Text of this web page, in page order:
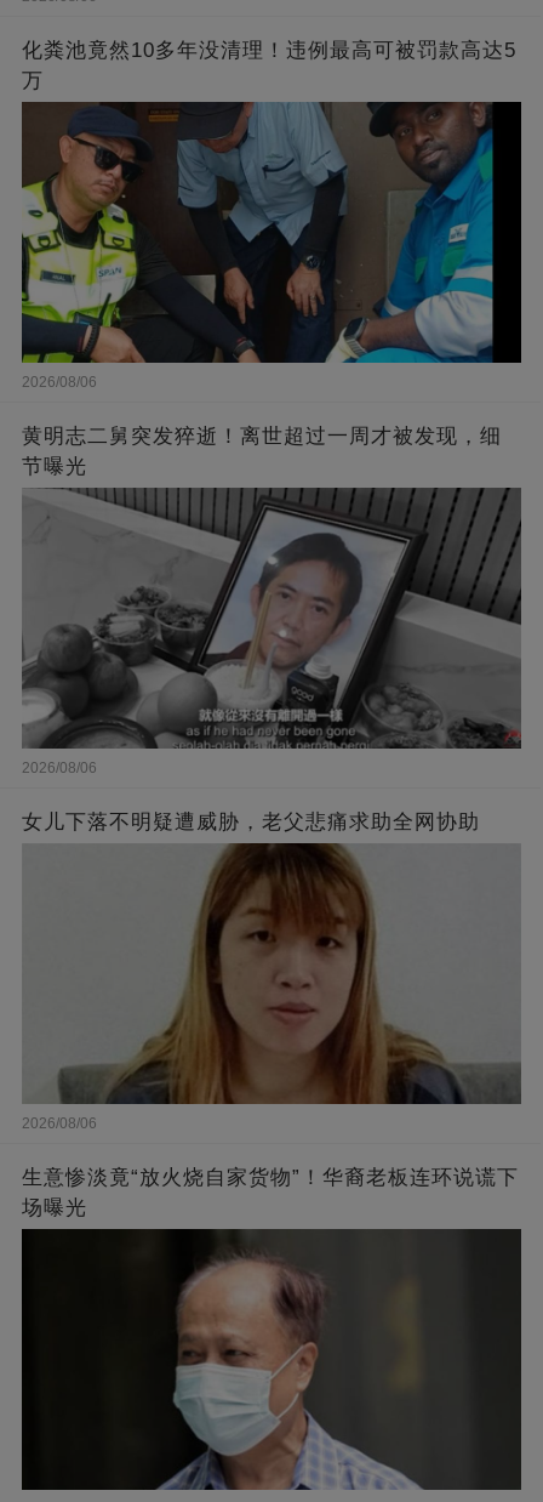
化粪池竟然10多年没清理！违例最高可被罚款高达5
万
2026/08/06
黄明志二舅突发猝逝！离世超过一周才被发现，细
节曝光
2026/08/06
女儿下落不明疑遭威胁，老父悲痛求助全网协助
2026/08/06
生意惨淡竟“放火烧自家货物”！华裔老板连环说谎下
场曝光